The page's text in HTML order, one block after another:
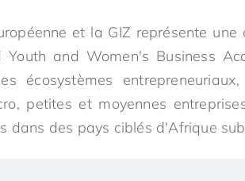
et la GIZ représente une
and Women's Business
écosystèmes
petites et moyennes
dans des pays ciblés d'Afrique